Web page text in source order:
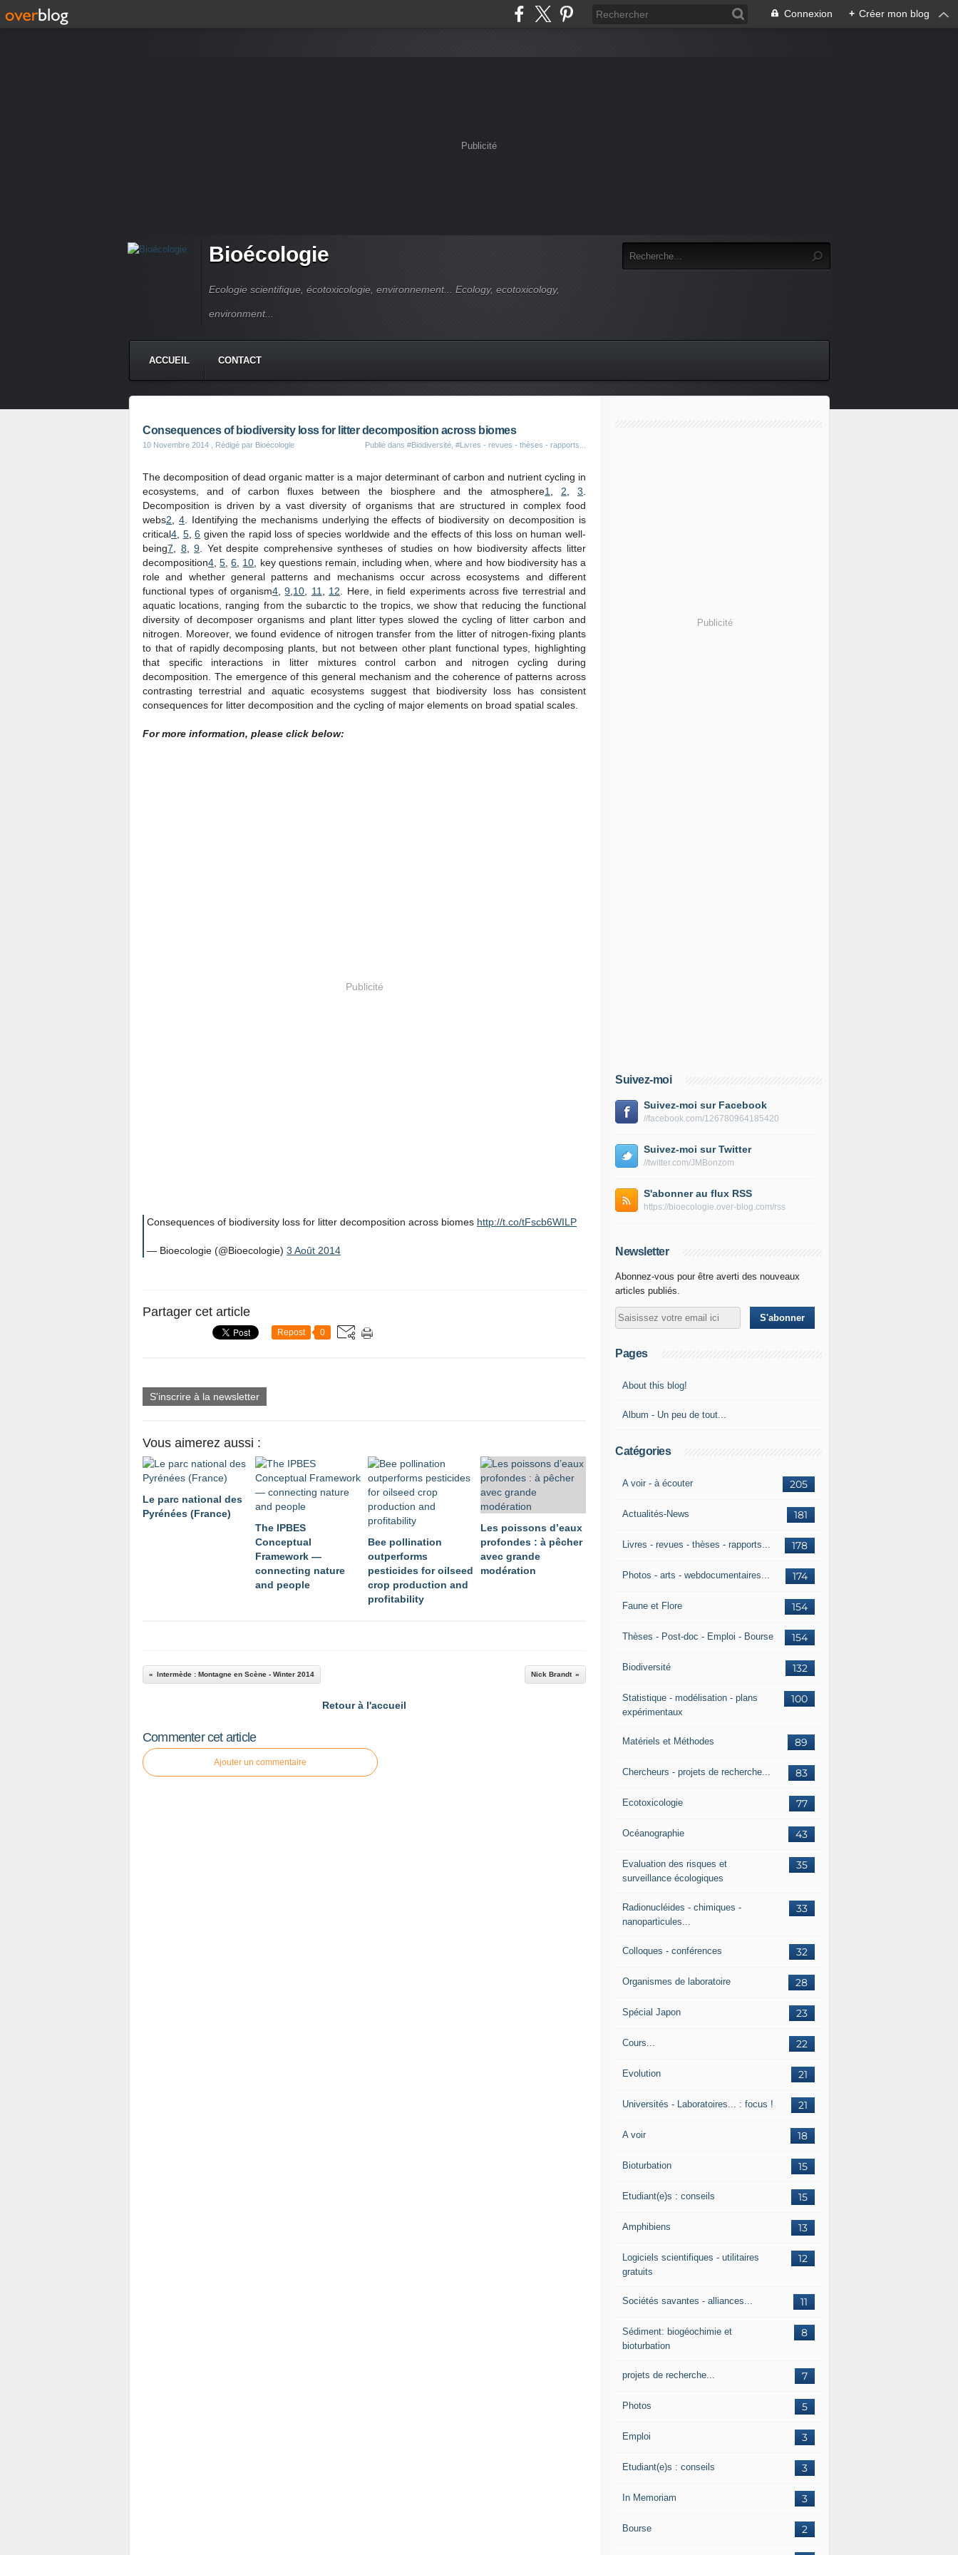
Connexion + Créer mon blog
Publicité
Bioécologie
Ecologie scientifique, écotoxicologie, environnement... Ecology, ecotoxicology,
environment...
ACCUEIL CONTACT
Consequences of biodiversity loss for litter decomposition across biomes
10 Novembre 2014 , Rédigé par Bioécologie Publié dans #Biodiversité #Livres - revues - thèses - rapports...
The decomposition of dead organic matter is a major determinant of carbon and nutrient cycling in
ecosystems, and of carbon fluxes between the biosphere and the atmosphere1 2 ,3
Decomposition is driven by a vast diversity of organisms that are structured in complex food
webs2 4. Identifying the mechanisms underlying the effects of biodiversity on decomposition is
critical4 5,6 given the rapid loss of species worldwide and the effects of this loss on human well-
being7 8 ,9 . Yet despite comprehensive syntheses of studies on how biodiversity affects litter
decomposition4 ,5 ,6 10 , key questions remain, including when, where and how biodiversity has a
role and whether general patterns and mechanisms occur across ecosystems and different
functional types of organism4 ,9 10 11 12 . Here, in field experiments across five terrestrial and
aquatic locations, ranging from the subarctic to the tropics, we show that reducing the functional
diversity of decomposer organisms and plant litter types slowed the cycling of litter carbon and
nitrogen. Moreover, we found evidence of nitrogen transfer from the litter of nitrogen-fixing plants
to that of rapidly decomposing plants, but not between other plant functional types, highlighting
that specific interactions in litter mixtures control carbon and nitrogen cycling during
decomposition. The emergence of this general mechanism and the coherence of patterns across
contrasting terrestrial and aquatic ecosystems suggest that biodiversity loss has consistent
consequences for litter decomposition and the cycling of major elements on broad spatial scales.
For more information, please click below:
Publicité
Consequences of biodiversity loss for litter decomposition across biomes http://t.co/tFscb6WILP
— Bioecologie (@Bioecologie) 3 Août 2014
Partager cet article
Repost 0
S'inscrire à la newsletter
Vous aimerez aussi :
Le parc national des
Pyrénées (France)
The IPBES
Conceptual
Framework —
connecting nature
and people
Bee pollination
outperforms
pesticides for oilseed
crop production and
profitability
Les poissons d’eaux
profondes : à pêcher
avec grande
modération
Intermède : Montagne en Scène - Winter 2014 Nick Brandt
Retour à l'accueil
Commenter cet article
Ajouter un commentaire
Publicité
Suivez-moi
Suivez-moi sur Facebook
//facebook.com/126780964185420
Suivez-moi sur Twitter
//twitter.com/JMBonzom
S'abonner au flux RSS
https://bioecologie.over-blog.com/rss
Newsletter
Abonnez-vous pour être averti des nouveaux
articles publiés.
Pages
About this blog!
Album - Un peu de tout...
Catégories
205
A voir - à écouter
181
Actualités-News
178
Livres - revues - thèses - rapports...
174
Photos - arts - webdocumentaires...
154
Faune et Flore
154
Thèses - Post-doc - Emploi - Bourse
132
Biodiversité
100
Statistique - modélisation - plans
expérimentaux
89
Matériels et Méthodes
83
Chercheurs - projets de recherche...
77
Ecotoxicologie
43
Océanographie
35
Evaluation des risques et
surveillance écologiques
33
Radionucléides - chimiques -
nanoparticules...
32
Colloques - conférences
28
Organismes de laboratoire
23
Spécial Japon
22
Cours...
21
Evolution
21
Universités - Laboratoires... : focus !
18
A voir
15
Bioturbation
15
Etudiant(e)s : conseils
13
Amphibiens
12
Logiciels scientifiques - utilitaires
gratuits
11
Sociétés savantes - alliances...
8
Sédiment: biogéochimie et
bioturbation
7
projets de recherche...
5
Photos
3
Emploi
3
Etudiant(e)s : conseils
3
In Memoriam
2
Bourse